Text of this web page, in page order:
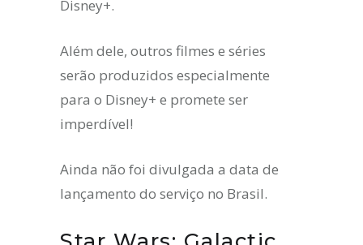
Disney+.
Além dele, outros filmes e séries
serão produzidos especialmente
para o Disney+ e promete ser
imperdível!
Ainda não foi divulgada a data de
lançamento do serviço no Brasil.